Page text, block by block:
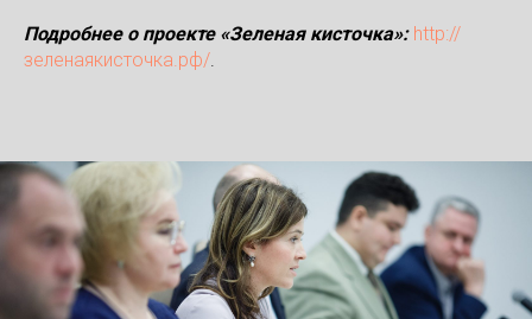
Подробнее о проекте «Зеленая кисточка»: http://
зеленаякисточка.рф/.